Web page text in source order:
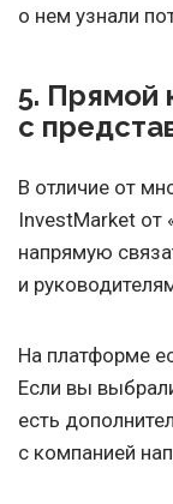
о нем узнали
5. Прямой
с
В отличие от
InvestMarket от
напрямую
и
На платформе
Если вы
есть
с компанией